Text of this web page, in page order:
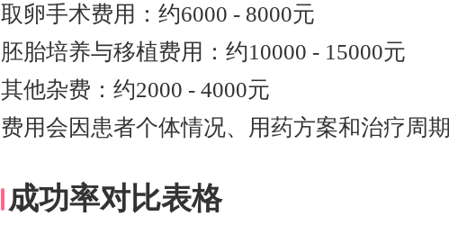
取卵手术费用：约6000 - 8000元
胚胎培养与移植费用：约10000 - 15000元
其他杂费：约2000 - 4000元
费用会因患者个体情况、用药方案和治疗周
成功率对比表格